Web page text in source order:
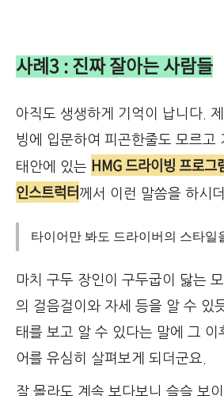
사례3 : 진짜 잘아는 사람들
아직도 생생하게 기억이 납니다.
빙에 입문하여 피곤한줄도 모르고
태안에 있는 HMG 드라이빙 프로그
인스트럭터께서 이런 말씀을 하시
타이어만 봐도 드라이버의 스타일
마치 구두 장인이 구두굽이 닳는
의 걸음걸이와 자세 등을 알 수 있
태를 보고 알 수 있다는 말에 그 이
어를 유심히 살펴보게 되더군요.
잘 몰라도 계속 보다보니 슬슬 보